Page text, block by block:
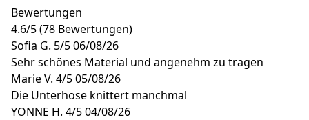
Bewertungen
4.6/5(78 Bewertungen)
Sofia G. 5/506/08/26
Sehr schönes Material und angenehm zu tragen
Marie V. 4/505/08/26
Die Unterhose knittert manchmal
YONNE H. 4/504/08/26